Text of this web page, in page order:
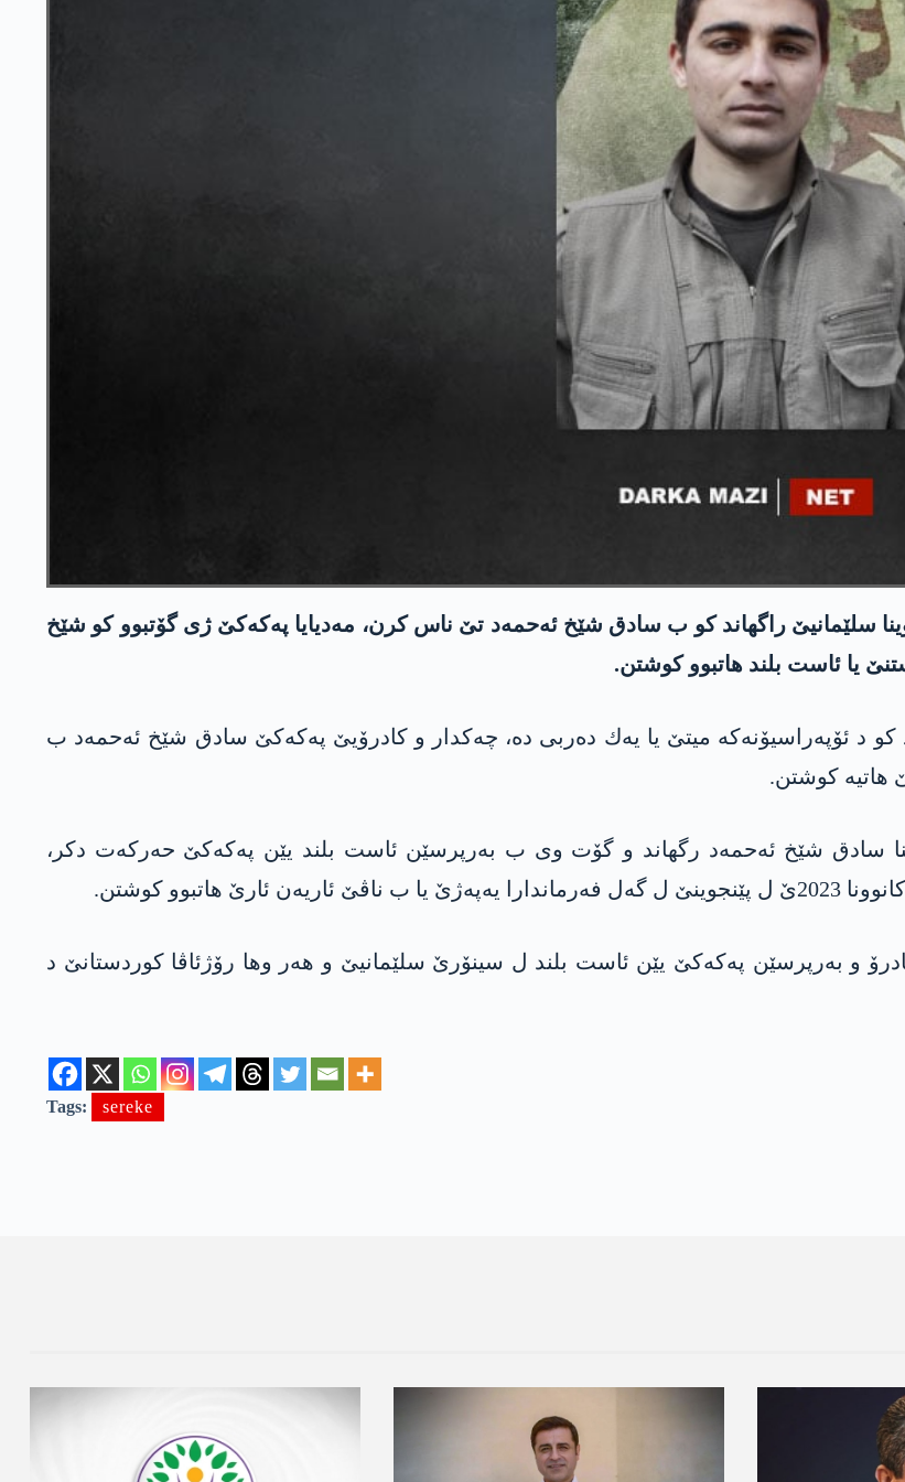
سلێمانیێ راگهاند كو ب سادق شێخ ئه‌حمه‌د تێ ناس كرن، مه‌دیایا په‌كه‌كێ ژی گۆتبوو كو شێخ
كو د ئۆپه‌راسیۆنه‌كه‌ میتێ یا یه‌ك ده‌ربی ده‌، چه‌كدار و كادرۆیێ په‌كه‌كێ سادق شێخ ئه‌حمه‌د ب
هاتیه‌ كوشتن.
ئیرۆ رۆژا پێنجشه‌می 4\1\2024ێ كوشتنا سادق شێخ ئه‌حمه‌د رگهاند و گۆت وی ب به‌رپرسێن ئاست بلند یێن په‌كه‌كێ حه‌ركه‌ت دكر،
سالا رابووری ڤه‌، نێزی 10 فه‌رماندار، كادرۆ و به‌رپرسێن په‌كه‌كێ یێن ئاست بلند ل سینۆرێ سلێمانیێ و هه‌ر وها رۆژئاڤا كوردستانێ د
Tags: sereke